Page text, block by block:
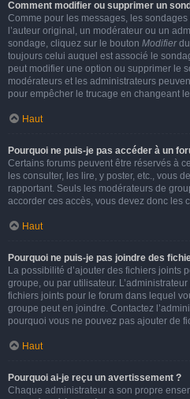
Comment modifier ou supprimer un
Comme pour les messages, les
l’auteur original, un modérateur ou un
sondage, cliquez sur le bouton Modifierdu
toujours celui auquel est associé le
peut modifier une option ou supprimer le
modérateurs et les administrateurs
pour empêcher le trucage en changeant
Haut
Pourquoi ne puis-je pas accéder à un
Certains forums peuvent être réservés à
les consulter, les lire, y poster, etc., vous
rapportant. Seuls les modérateurs de
accorder ces accès, vous devez donc les
Haut
Pourquoi ne puis-je pas joindre des
La possibilité d’ajouter des fichiers joints
groupe, ou par utilisateur.
fichiers joints pour le forum dans lequel
groupe peut en joindre. Contactez
pourquoi vous ne pouvez pas ajouter de
Haut
Pourquoi ai-je reçu un avertissement ?
Chaque administrateur a son propre